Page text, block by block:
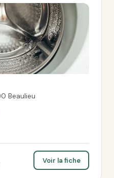
Beaulieu
Voir la fiche